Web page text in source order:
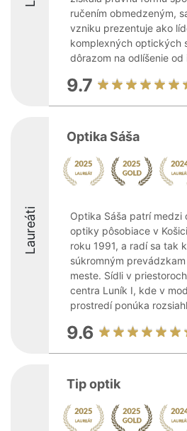
ručením obmedzeným,
vzniku prezentuje ako
komplexných optických
dôrazom na odlíšenie od
9.7
Laureáti
Optika Sáša
Optika Sáša patrí medzi
optiky pôsobiace v
roku 1991, a radí sa tak
súkromným
meste. Sídli v
centra Luník I, kde v
prostredí ponúka
9.6
Tip optik